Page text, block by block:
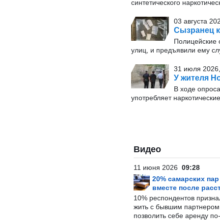
синтетического
03 августа
Сызранец
Полицейские
улиц, и предъявили ему
31 июля
У жителя
В ходе
употребляет
Видео
11 июня 2026 09:28
20% самарских
вместе после
10% респондентов
жить с бывшим партнером
позволить себе аренду